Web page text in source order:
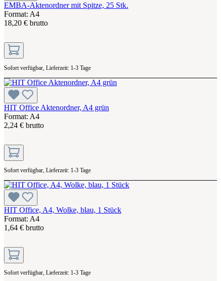
EMBA-Aktenordner mit Spitze, 25 Stk.
Format: A4
18,20 € brutto
Sofort verfügbar, Lieferzeit: 1-3 Tage
HIT Office Aktenordner, A4 grün
Format: A4
2,24 € brutto
Sofort verfügbar, Lieferzeit: 1-3 Tage
HIT Office, A4, Wolke, blau, 1 Stück
Format: A4
1,64 € brutto
Sofort verfügbar, Lieferzeit: 1-3 Tage